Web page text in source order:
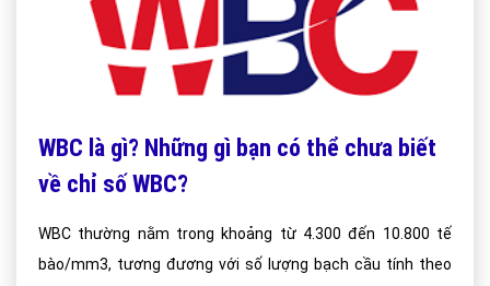
WBC là gì? Những gì bạn có thể chưa biết
về chỉ số WBC?
WBC thường nằm trong khoảng từ 4.300 đến 10.800 tế
bào/mm3, tương đương với số lượng bạch cầu tính theo